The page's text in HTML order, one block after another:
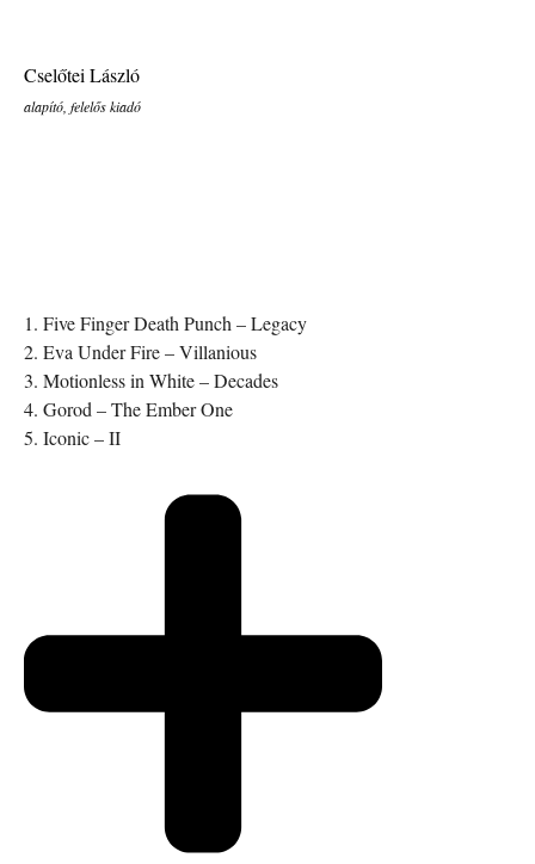
Cselőtei László
alapító, felelős kiadó
1. Five Finger Death Punch – Legacy
2. Eva Under Fire – Villanious
3. Motionless in White – Decades
4. Gorod – The Ember One
5. Iconic – II